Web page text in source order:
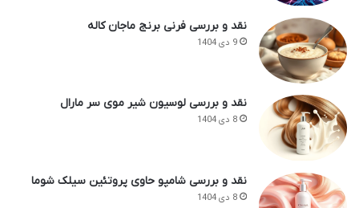
نقد و بررسی فرنی برنج ماجان کاله
9 دی 1404
نقد و بررسی لوسیون شیر موی سر مارال
8 دی 1404
نقد و بررسی شامپو حاوی پروتئین سیلک شوما
8 دی 1404